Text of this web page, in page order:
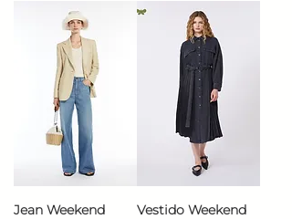
Jean Weekend
Vestido Weekend